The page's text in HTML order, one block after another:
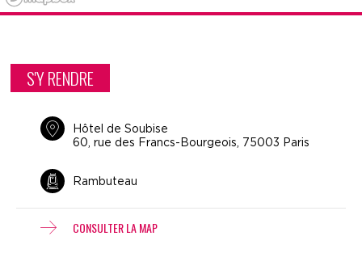
S'Y RENDRE
Hôtel de Soubise
60, rue des Francs-Bourgeois, 75003 Paris
Rambuteau
CONSULTER LA MAP